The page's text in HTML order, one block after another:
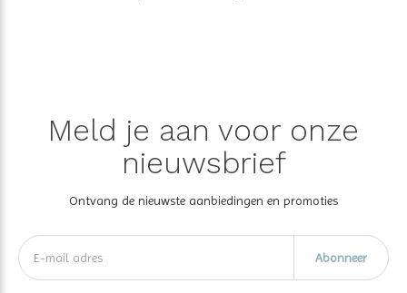
Meld je aan voor onze
nieuwsbrief
Ontvang de nieuwste aanbiedingen en promoties
Abonneer